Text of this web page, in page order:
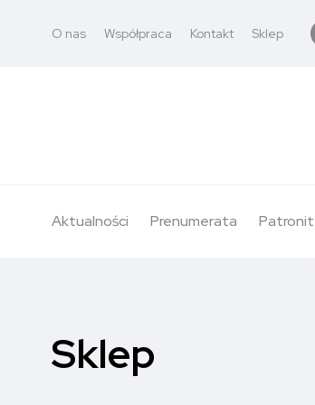
O nas Współpraca Kontakt Sklep
Aktualności Prenumerata
Sklep